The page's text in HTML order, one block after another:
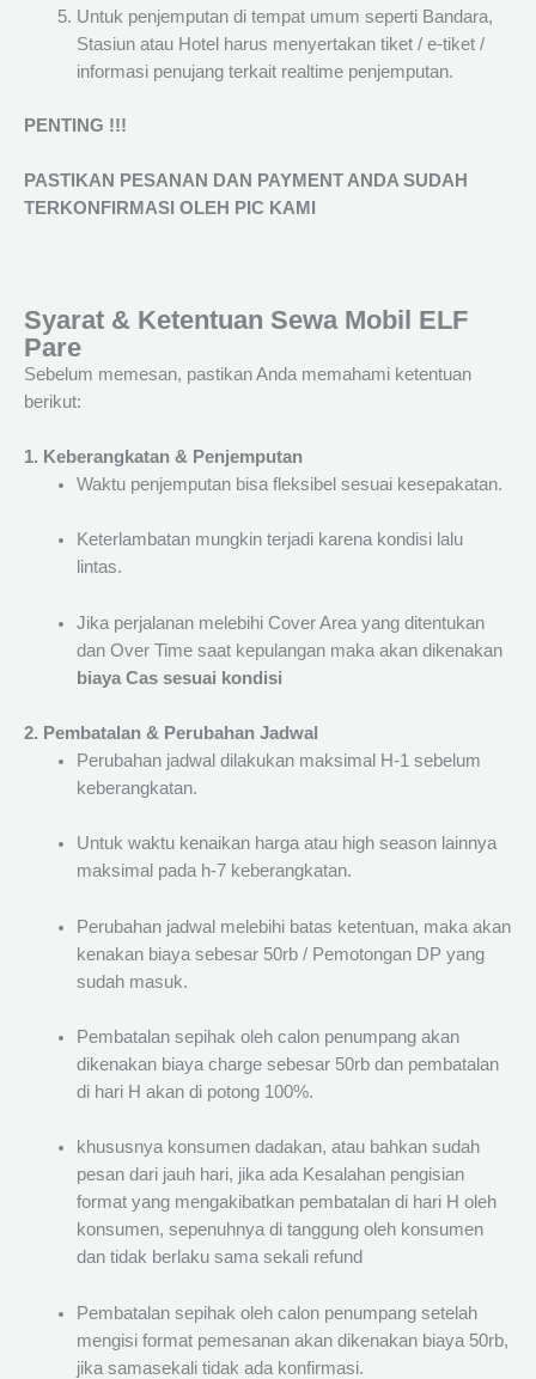
Untuk penjemputan di tempat umum seperti Bandara,
Stasiun atau Hotel harus menyertakan tiket / e-tiket /
informasi penujang terkait realtime penjemputan.
PENTING !!!
PASTIKAN PESANAN DAN PAYMENT ANDA SUDAH
TERKONFIRMASI OLEH PIC KAMI
Syarat & Ketentuan Sewa Mobil ELF
Pare
Sebelum memesan, pastikan Anda memahami ketentuan
berikut:
1. Keberangkatan & Penjemputan
Waktu penjemputan bisa fleksibel sesuai kesepakatan.
Keterlambatan mungkin terjadi karena kondisi lalu
lintas.
Jika perjalanan melebihi Cover Area yang ditentukan
dan Over Time saat kepulangan maka akan dikenakan
biaya Cas sesuai kondisi
2. Pembatalan & Perubahan Jadwal
Perubahan jadwal dilakukan maksimal H-1 sebelum
keberangkatan.
Untuk waktu kenaikan harga atau high season lainnya
maksimal pada h-7 keberangkatan.
Perubahan jadwal melebihi batas ketentuan, maka akan
kenakan biaya sebesar 50rb / Pemotongan DP yang
sudah masuk.
Pembatalan sepihak oleh calon penumpang akan
dikenakan biaya charge sebesar 50rb dan pembatalan
di hari H akan di potong 100%.
khususnya konsumen dadakan, atau bahkan sudah
pesan dari jauh hari, jika ada Kesalahan pengisian
format yang mengakibatkan pembatalan di hari H oleh
konsumen, sepenuhnya di tanggung oleh konsumen
dan tidak berlaku sama sekali refund
Pembatalan sepihak oleh calon penumpang setelah
mengisi format pemesanan akan dikenakan biaya 50rb,
jika samasekali tidak ada konfirmasi.